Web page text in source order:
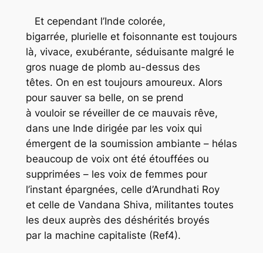
Et cependant l’Inde colorée,
bigarrée, plurielle et foisonnante est toujours
là, vivace, exubérante, séduisante malgré le
gros nuage de plomb au-dessus des
têtes. On en est toujours amoureux. Alors
pour sauver sa belle, on se prend
à vouloir se réveiller de ce mauvais rêve,
dans une Inde dirigée par les voix qui
émergent de la soumission ambiante – hélas
beaucoup de voix ont été étouffées ou
supprimées – les voix de femmes pour
l’instant épargnées, celle d’Arundhati Roy
et celle de Vandana Shiva, militantes toutes
les deux auprès des déshérités broyés
par la machine capitaliste (Ref4).